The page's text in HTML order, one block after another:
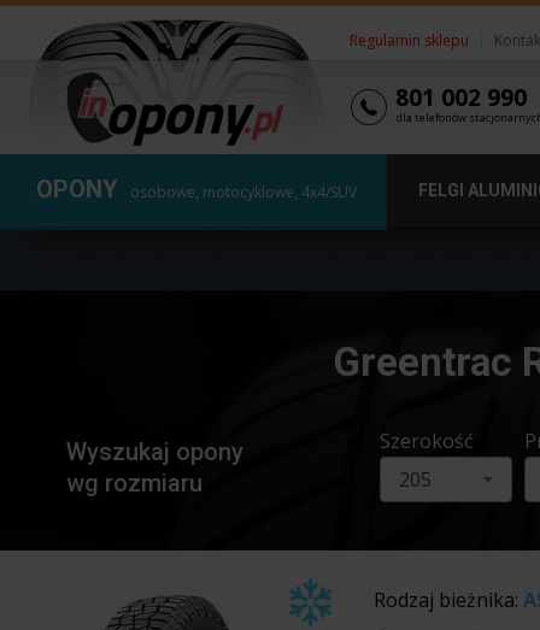
Regulamin sklepu
801 002 990
dla telefonów
OPONY osobowe, motocyklowe, 4x4/SUV FELGI
Greentrac
Wyszukaj opony
wg rozmiaru
Szerokość
205
Rodzaj bieżnika: